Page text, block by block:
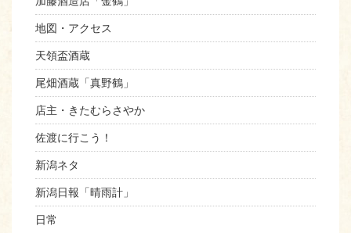
地図・アクセス
天領盃酒蔵
尾畑酒蔵「真野鶴」
店主・きたむらさやか
佐渡に行こう！
新潟ネタ
新潟日報「晴雨計」
日常